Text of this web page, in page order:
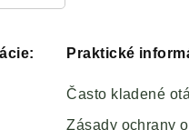
Praktické
Často kladené
Zásady ochrany